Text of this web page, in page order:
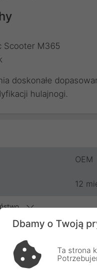
Scooter M365
doskonałe
hulajnogi.
OEM
12
Dbamy o Twoją
Ta strona